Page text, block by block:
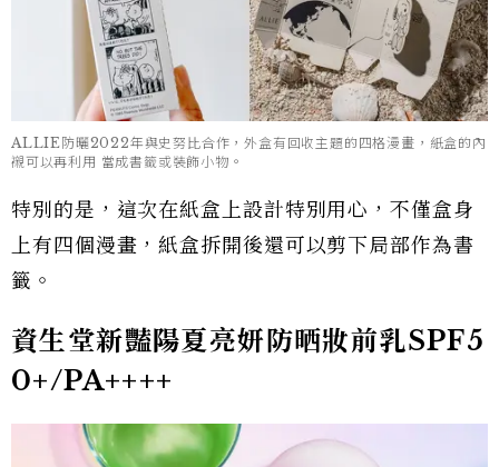
ALLIE防曬2022年與史努比合作，外盒有回收主題的四格漫畫，紙盒的內
襯可以再利用 當成書籤或裝飾小物。
特別的是，這次在紙盒上設計特別用心，不僅盒身
上有四個漫畫，紙盒拆開後還可以剪下局部作為書
籤。
資生堂新豔陽夏亮妍防晒妝前乳SPF5
0+/PA++++